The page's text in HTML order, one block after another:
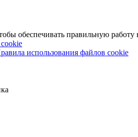
обеспечивать правильную работу
использования файлов cookie